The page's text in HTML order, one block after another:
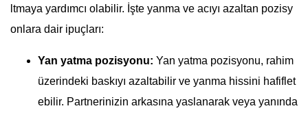
ltmaya yardımcı olabilir. İşte yanma ve acıyı azaltan pozisy
onlara dair ipuçları:
Yan yatma pozisyonu: Yan yatma pozisyonu, rahim
üzerindeki baskıyı azaltabilir ve yanma hissini hafiflet
ebilir. Partnerinizin arkasına yaslanarak veya yanında